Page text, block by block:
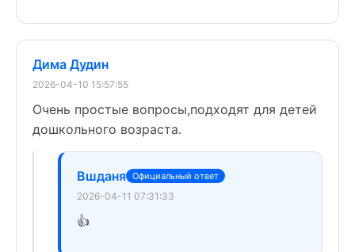
Дима Дудин
2026-04-10 15:57:55
Очень простые вопросы,подходят для детей
дошкольного возраста.
Вшданя Официальный ответ
2026-04-11 07:31:33
👍